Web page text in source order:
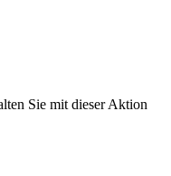
Sie mit dieser Aktion